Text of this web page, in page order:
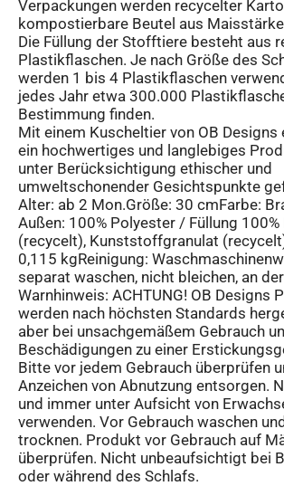
Verpackungen werden recycelter
kompostierbare Beutel aus
Die Füllung der Stofftiere besteht aus
Plastikflaschen. Je nach Größe des
werden 1 bis 4 Plastikflaschen
jedes Jahr etwa 300.000
Bestimmung finden.
Mit einem Kuscheltier von OB Designs
ein hochwertiges und langlebiges
unter Berücksichtigung ethischer und
umweltschonender Gesichtspunkte
Alter: ab 2 Mon.Größe: 30 cmFarbe:
Außen: 100% Polyester / Füllung
(recycelt), Kunststoffgranulat
0,115 kgReinigung:
separat waschen, nicht bleichen, an
Warnhinweis: ACHTUNG! OB Designs
werden nach höchsten Standards
aber bei unsachgemäßem Gebrauch
Beschädigungen zu einer
Bitte vor jedem Gebrauch überprüfen
Anzeichen von Abnutzung entsorgen.
und immer unter Aufsicht von
verwenden. Vor Gebrauch waschen
trocknen. Produkt vor Gebrauch auf
überprüfen. Nicht unbeaufsichtigt bei
oder während des Schlafs.